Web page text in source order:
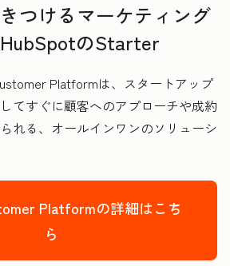
つけるマーケティング
のStarter
Platformは、スタートアップ
てすぐに顧客へのアプローチや成約
れる、オールインワンのソリューシ
Platformの詳細はこち
ら